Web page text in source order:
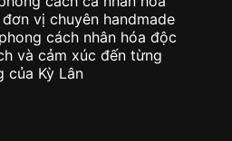
vị chuyên handmade
cách nhân hóa độc
và cảm xúc đến từng
của Kỳ Lân